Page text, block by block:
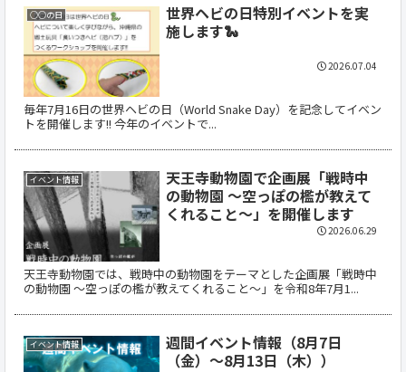
○○の日
世界ヘビの日特別イベントを実
施します🐍
毎年7月16日の世界ヘビの日（World Snake Day）を記念してイベン
トを開催します!! 今年のイベントで...
2026.07.04
イベント情報
天王寺動物園で企画展「戦時中
の動物園 ～空っぽの檻が教えて
くれること～」を開催します
天王寺動物園では、戦時中の動物園をテーマとした企画展「戦時中
の動物園 ～空っぽの檻が教えてくれること～」を令和8年7月1...
2026.06.29
イベント情報
週間イベント情報（8月7日
（金）～8月13日（木））